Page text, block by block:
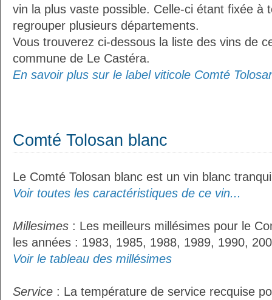
vin la plus vaste possible. Celle-ci étant fixée à
regrouper plusieurs départements.
Vous trouverez ci-dessous la liste des vins de
commune de Le Castéra.
En savoir plus sur le label viticole Comté
Comté Tolosan blanc
Le Comté Tolosan blanc est un vin blanc
Voir toutes les caractéristiques de ce vin...
Millesimes : Les meilleurs millésimes pour le
les années : 1983, 1985, 1988, 1989, 1990,
Voir le tableau des millésimes
Service : La température de service recquise